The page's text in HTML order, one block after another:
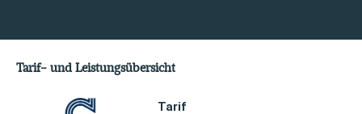
Tarif- und Leistungsübersicht
Tarif